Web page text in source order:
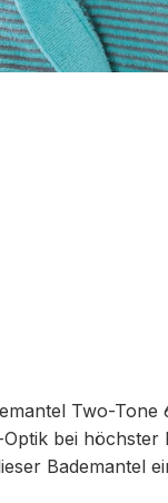
Two-
bei höchster
Bademantel